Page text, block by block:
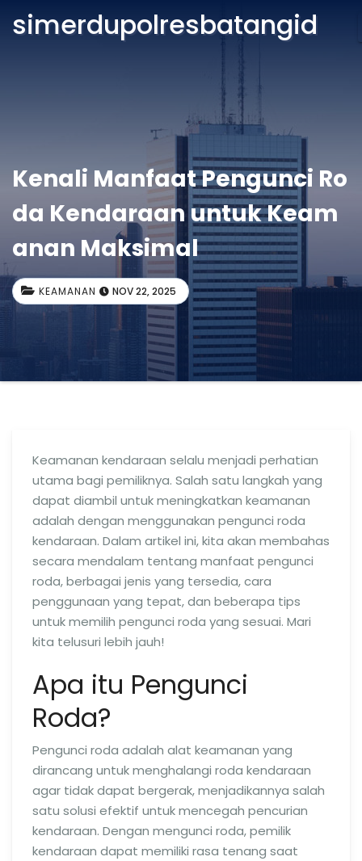
simerdupolresbatangid
Kenali Manfaat Pengunci Ro
da Kendaraan untuk Keam
anan Maksimal
KEAMANAN NOV 22, 2025
Keamanan kendaraan selalu menjadi perhatian
utama bagi pemiliknya. Salah satu langkah yang
dapat diambil untuk meningkatkan keamanan
adalah dengan menggunakan pengunci roda
kendaraan. Dalam artikel ini, kita akan membahas
secara mendalam tentang manfaat pengunci
roda, berbagai jenis yang tersedia, cara
penggunaan yang tepat, dan beberapa tips
untuk memilih pengunci roda yang sesuai. Mari
kita telusuri lebih jauh!
Apa itu Pengunci
Roda?
Pengunci roda adalah alat keamanan yang
dirancang untuk menghalangi roda kendaraan
agar tidak dapat bergerak, menjadikannya salah
satu solusi efektif untuk mencegah pencurian
kendaraan. Dengan mengunci roda, pemilik
kendaraan dapat memiliki rasa tenang saat